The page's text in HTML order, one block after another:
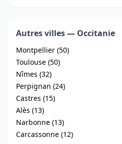
Autres villes — Occitanie
Montpellier (50)
Toulouse (50)
Nîmes (32)
Perpignan (24)
Castres (15)
Alès (13)
Narbonne (13)
Carcassonne (12)